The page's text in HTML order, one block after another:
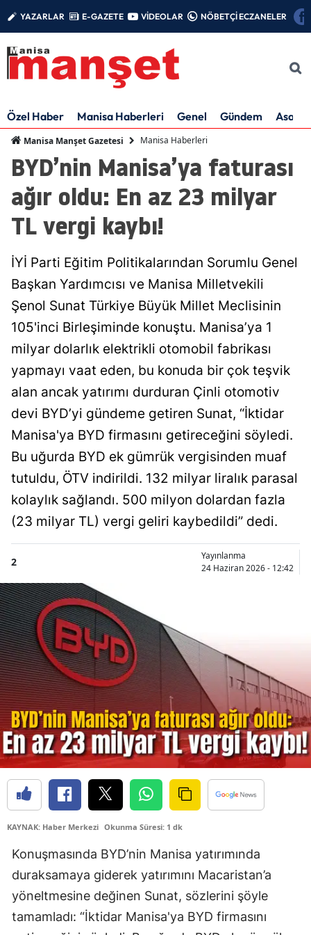
YAZARLAR E-GAZETE VİDEOLAR NÖBETÇİ ECZANELER
Özel Haber Manisa Haberleri Genel Gündem Asayiş
Manisa Manşet Gazetesi Manisa Haberleri
BYD’nin Manisa’ya faturası
ağır oldu: En az 23 milyar
TL vergi kaybı!
İYİ Parti Eğitim Politikalarından Sorumlu Genel
Başkan Yardımcısı ve Manisa Milletvekili
Şenol Sunat Türkiye Büyük Millet Meclisinin
105'inci Birleşiminde konuştu. Manisa’ya 1
milyar dolarlık elektrikli otomobil fabrikası
yapmayı vaat eden, bu konuda bir çok teşvik
alan ancak yatırımı durduran Çinli otomotiv
devi BYD’yi gündeme getiren Sunat, “İktidar
Manisa'ya BYD firmasını getireceğini söyledi.
Bu uğurda BYD ek gümrük vergisinden muaf
tutuldu, ÖTV indirildi. 132 milyar liralık parasal
kolaylık sağlandı. 500 milyon dolardan fazla
(23 milyar TL) vergi geliri kaybedildi” dedi.
2
Yayınlanma
24 Haziran 2026 - 12:42
KAYNAK: Haber Merkezi Okunma Süresi: 1 dk
Konuşmasında BYD’nin Manisa yatırımında
duraksamaya giderek yatırımını Macaristan’a
yöneltmesine değinen Sunat, sözlerini şöyle
tamamladı: “İktidar Manisa'ya BYD firmasını